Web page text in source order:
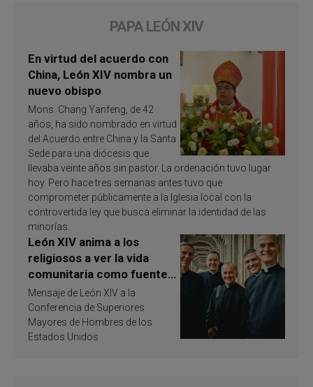
PAPA LEÓN XIV
En virtud del acuerdo con
China, León XIV nombra un
nuevo obispo
Mons. Chang Yanfeng, de 42
años, ha sido nombrado en virtud
del Acuerdo entre China y la Santa
Sede para una diócesis que
llevaba veinte años sin pastor. La ordenación tuvo lugar
hoy. Pero hace tres semanas antes tuvo que
comprometer públicamente a la Iglesia local con la
controvertida ley que busca eliminar la identidad de las
minorías.
León XIV anima a los
religiosos a ver la vida
comunitaria como fuente
de inspiración y
santificación
Mensaje de León XIV a la
Conferencia de Superiores
Mayores de Hombres de los
Estados Unidos